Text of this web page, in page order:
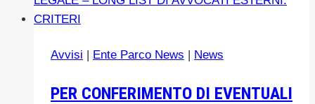
E
SUE
Avvisi | Ente Parco News | News
PER CONFERIMENTO DI EVENTUALI